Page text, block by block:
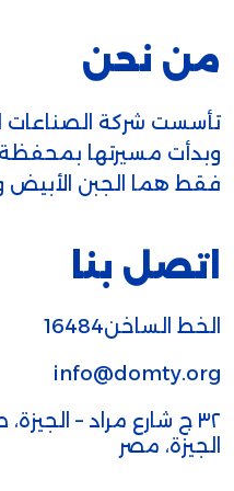
من نحن
وبدأت مسيرتها
فقط هما الجبن الأبيض
اتصل بنا
الخط الساخن16484
info@domty.org
الجيزة، مصر